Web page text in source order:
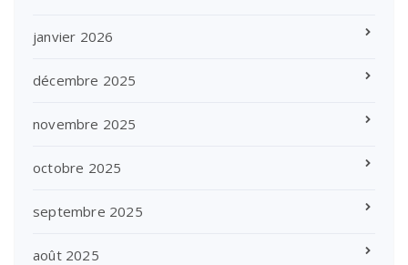
janvier 2026
décembre 2025
novembre 2025
octobre 2025
septembre 2025
août 2025